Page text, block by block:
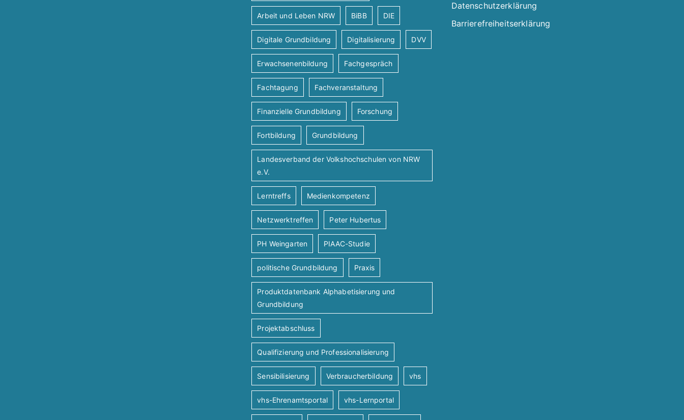
Arbeit und Leben NRW BiBB DIE
Digitale Grundbildung Digitalisierung DVV
Erwachsenenbildung Fachgespräch
Fachtagung Fachveranstaltung
Finanzielle Grundbildung Forschung
Fortbildung Grundbildung
Landesverband der Volkshochschulen von NRW
e.V.
Lerntreffs Medienkompetenz
Netzwerktreffen Peter Hubertus
PH Weingarten PIAAC-Studie
politische Grundbildung Praxis
Produktdatenbank Alphabetisierung und
Grundbildung
Projektabschluss
Qualifizierung und Professionalisierung
Sensibilisierung Verbraucherbildung vhs
vhs-Ehrenamtsportal vhs-Lernportal
Datenschutzerklärung
Barrierefreiheitserklärung